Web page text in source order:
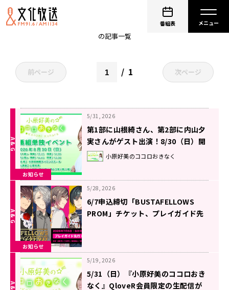
番組表
の記事一覧
前ページ 1 次ページ
お知らせ
5/31, 2026
第1部に山根綺さん、第2部に内山夕
実さんがゲスト出演！8/30（日）開
催『小原好美のココロおきなく』番
組イベント
小原好美のココロおきなく
お知らせ
5/28, 2026
6/7申込締切「BUSTAFELLOWS
PROM」チケット、プレイガイド先
5/19, 2026
5/31（日）『小原好美のココロおき
なく』QloveR会員限定の生配信が